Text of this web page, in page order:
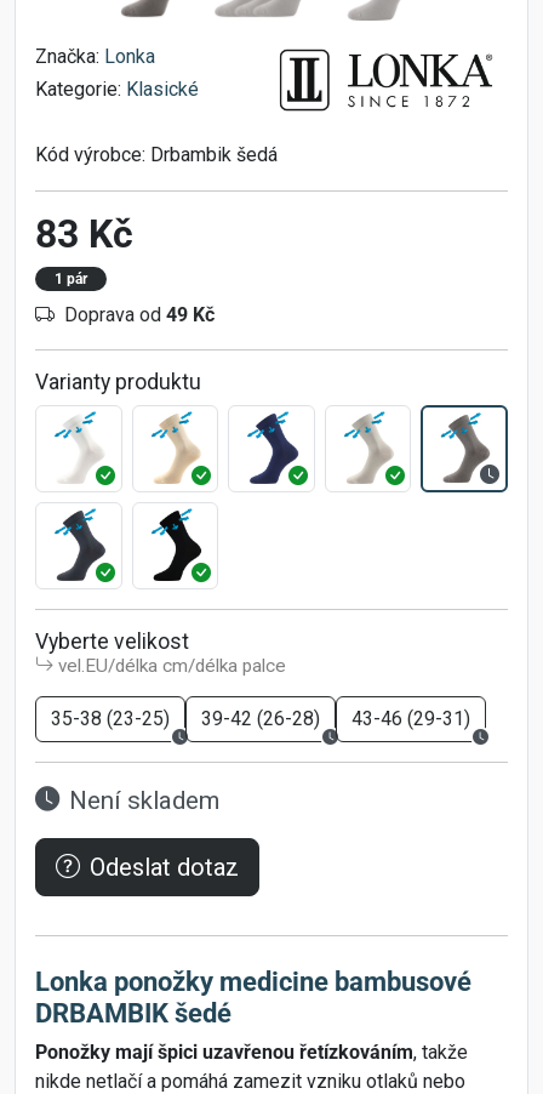
Značka: Lonka
Kategorie: Klasické
Kód výrobce: Drbambik šedá
83 Kč
1 pár
Doprava od 49 Kč
Varianty produktu
Vyberte velikost
vel.EU/délka cm/délka palce
35-38 (23-25) 39-42 (26-28) 43-46 (29-31)
Není skladem
Odeslat dotaz
Lonka ponožky medicine bambusové
DRBAMBIK šedé
Ponožky mají špici uzavřenou řetízkováním, takže
nikde netlačí a pomáhá zamezit vzniku otlaků nebo